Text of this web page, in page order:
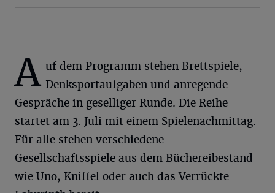
A uf dem Programm stehen Brettspiele,
Denksportaufgaben und anregende
Gespräche in geselliger Runde. Die Reihe
startet am 3. Juli mit einem Spielenachmittag.
Für alle stehen verschiedene
Gesellschaftsspiele aus dem Büchereibestand
wie Uno, Kniffel oder auch das Verrückte